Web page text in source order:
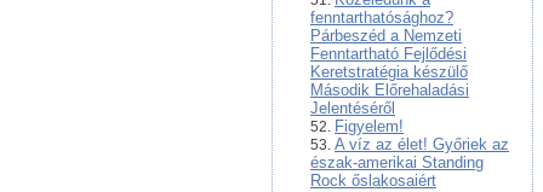
fenntarthatósághoz?
Párbeszéd a Nemzeti
Fenntartható Fejlődési
Keretstratégia készülő
Második Előrehaladási
Jelentéséről
Figyelem!
A víz az élet! Győriek az
észak-amerikai Standing
Rock őslakosaiért